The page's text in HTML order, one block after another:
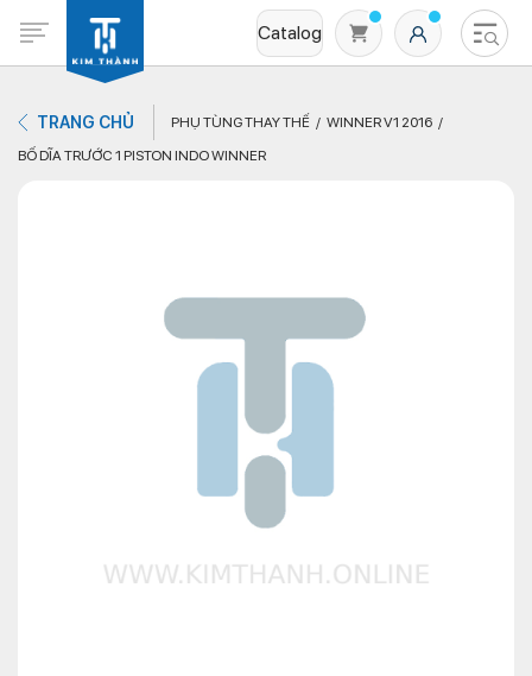
Catalog
Không có sản phẩm nào trong giỏ hàng
TRANG CHỦ PHỤ TÙNG THAY THẾ
WINNER V1 2016
BỐ DĨA TRƯỚC 1 PISTON INDO WINNER